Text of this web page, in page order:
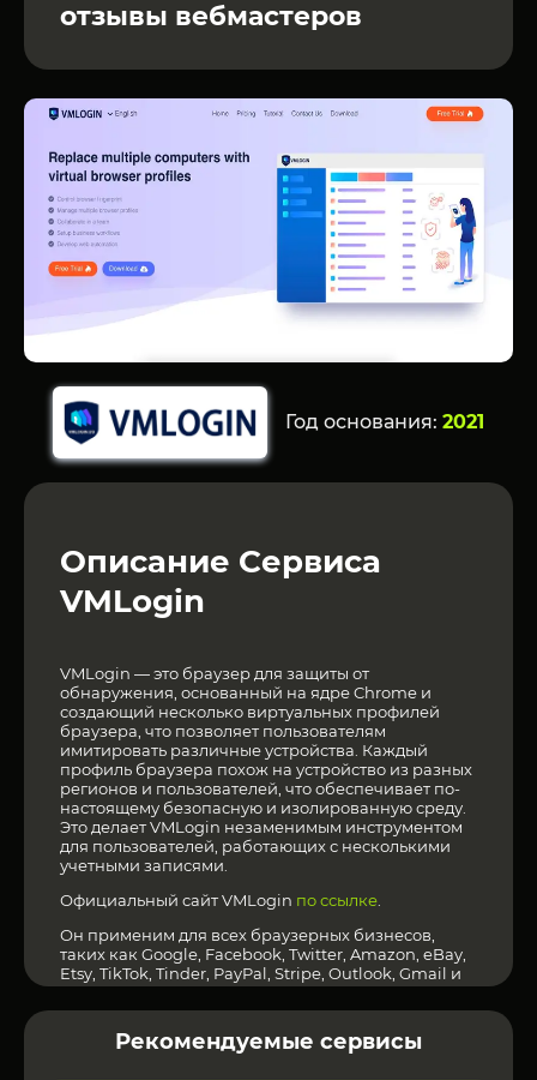
отзывы вебмастеров
Год основания:2021
Описание Сервиса
VMLogin
VMLogin — это браузер для защиты от
обнаружения, основанный на ядре Chrome и
создающий несколько виртуальных профилей
браузера, что позволяет пользователям
имитировать различные устройства. Каждый
профиль браузера похож на устройство из разных
регионов и пользователей, что обеспечивает по-
настоящему безопасную и изолированную среду.
Это делает VMLogin незаменимым инструментом
для пользователей, работающих с несколькими
учетными записями.
Официальный сайтVMLogin по ссылке
Он применим для всех браузерных бизнесов,
таких как Google, Facebook, Twitter, Amazon, eBay,
Etsy, TikTok, Tinder, PayPal, Stripe, Outlook, Gmail и
других онлайн-платформ. Он может помочь вам в
управлении несколькими учетными записями и
борьбе с ассоциациями, такими как электронная
коммерция, партнерский маркетинг, маркетинг в
Рекомендуемые сервисы